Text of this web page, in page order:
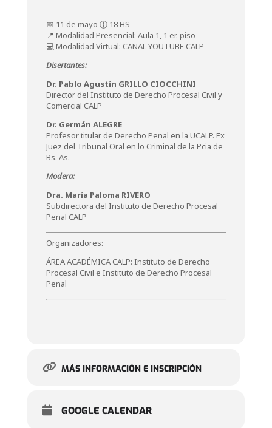
📅 11 de mayo 🕧 18 HS
📍 Modalidad Presencial: Aula 1, 1 er. piso
💻 Modalidad Virtual: CANAL YOUTUBE CALP
Disertantes:
Dr. Pablo Agustín GRILLO CIOCCHINI
Director del Instituto de Derecho Procesal Civil y
Comercial CALP
Dr. Germán ALEGRE
Profesor titular de Derecho Penal en la UCALP. Ex
Juez del Tribunal Oral en lo Criminal de la Pcia de
Bs. As.
Modera:
Dra. María Paloma RIVERO
Subdirectora del Instituto de Derecho Procesal
Penal CALP
Organizadores:
ÁREA ACADÉMICA CALP: Instituto de Derecho
Procesal Civil e Instituto de Derecho Procesal
Penal
MÁS INFORMACIÓN E INSCRIPCIÓN
GOOGLE CALENDAR